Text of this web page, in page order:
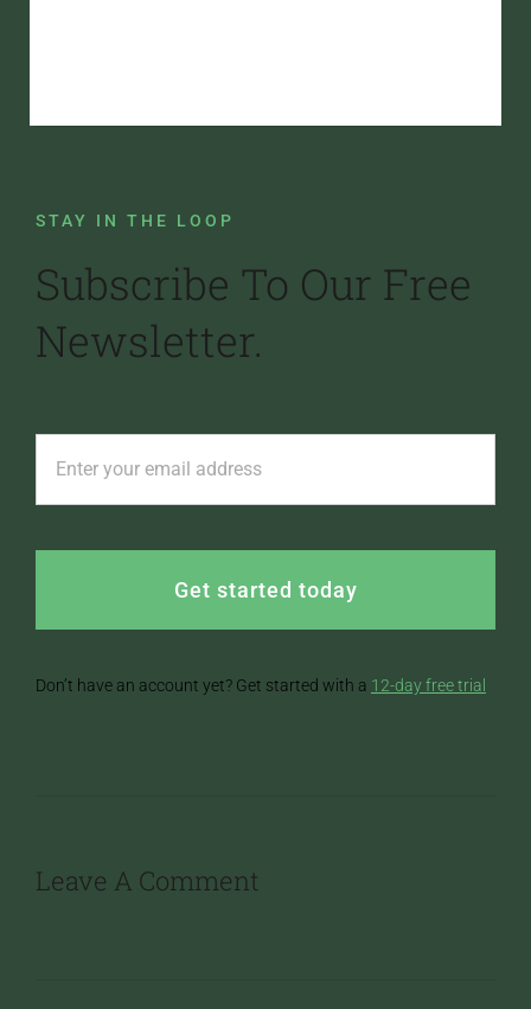
STAY IN THE LOOP
Subscribe To Our Free
Newsletter.
Get started today
Don’t have an account yet? Get started with a 12-day free trial
Leave A Comment